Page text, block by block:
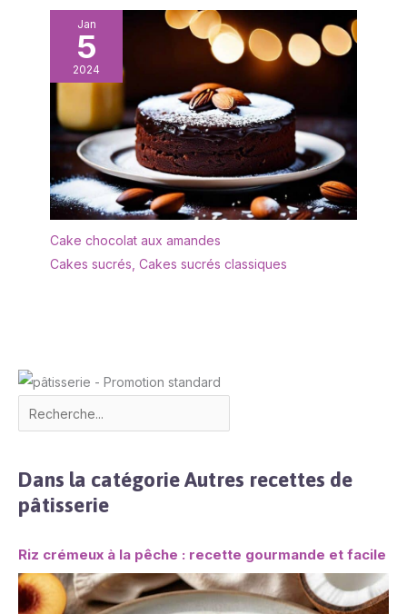
remplacement gratuit si
les assiettes
rectangulaires arrivent
cassés
Jan
5
2024
Cake chocolat aux amandes
Cakes sucrés Cakes sucrés classiques
Dans la catégorie Autres recettes de
pâtisserie
Riz crémeux à la pêche : recette gourmande et facile